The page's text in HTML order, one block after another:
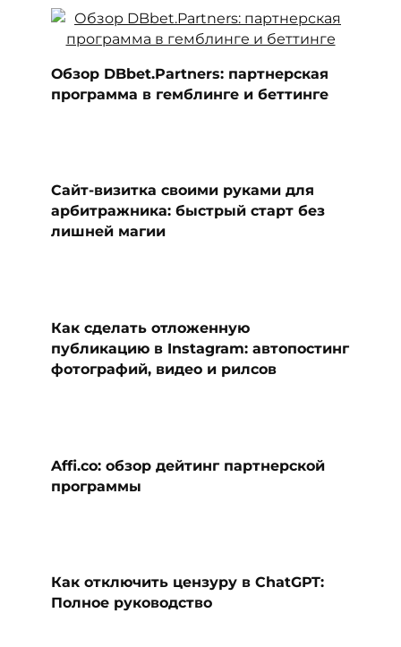
Обзор DBbet.Partners: партнерская
программа в гемблинге и беттинге
Сайт-визитка своими руками для
арбитражника: быстрый старт без
лишней магии
Как сделать отложенную
публикацию в Instagram: автопостинг
фотографий, видео и рилсов
Affi.co: обзор дейтинг партнерской
программы
Как отключить цензуру в ChatGPT:
Полное руководство